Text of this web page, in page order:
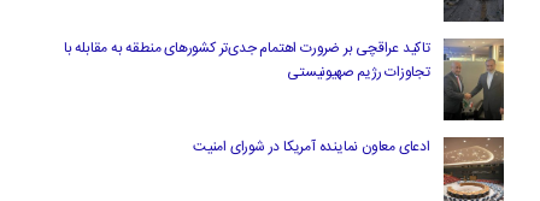
تاکید عراقچی بر ضرورت اهتمام جدی‌تر کشورهای منطقه به مقابله با
تجاوزات رژیم صهیونیستی
ادعای معاون نماینده آمریکا در شورای امنیت